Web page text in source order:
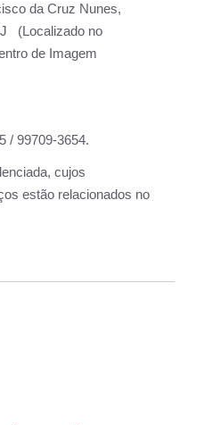
da Cruz Nunes,
(Localizado no
de Imagem
/ 99709-3654.
cujos
estão relacionados no